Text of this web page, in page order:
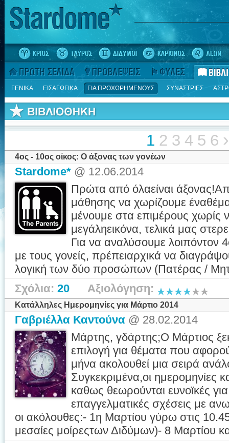
ΓΕΝΙΚΑ ΕΙΣΑΓΩΓΙΚΑ ΓΙΑ ΠΡΟΧΩΡΗΜΕΝΟΥΣ ΣΥΝΑΣΤΡΙΕΣ
1 2 3 4 5 6 ›
4ος - 10ος οίκος: Ο άξονας των γονέων
Stardome* @ 12.06.2014
Πρώτα από όλαείναι
μάθησης να χωρίζουμε
μένουμε στα επιμέρους χωρίς
μεγάληεικόνα, τελικά μας
Για να αναλύσουμε λοιπόντον
με τους γονείς, πρέπειαρχικά να
λογική των δύο προσώπων (Πατέρας /
Σχόλια: 20 Αξιολόγηση:
Κατάλληλες Ημερομηνίες για Μάρτιο 2014
Γαβριέλλα Καντούνα @ 28.02.2014
Μάρτης, γδάρτης;Ο Μάρτιος
επιλογή για θέματα που
μήνα ακολουθεί μια σειρά
Συγκεκριμένα,οι ημερομηνίες
καθως θεωρούνται ευνοϊκές
επαγγελματικές σχέσεις με
οι ακόλουθες:- 1η Μαρτίου γύρω στις
μεσαίες μοίρεςτων Διδύμων)- 8 Μαρτίου